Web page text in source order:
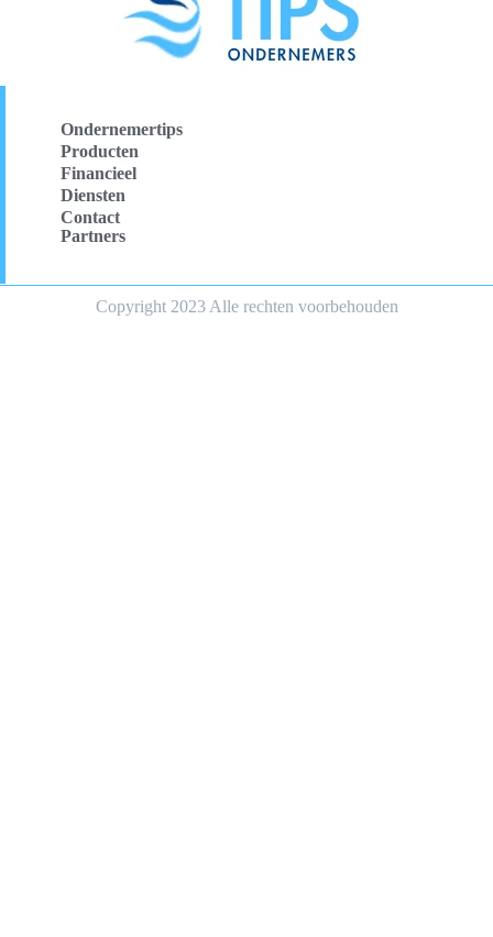
Ondernemertips
Producten
Financieel
Diensten
Contact
Partners
Copyright 2023 Alle rechten voorbehouden